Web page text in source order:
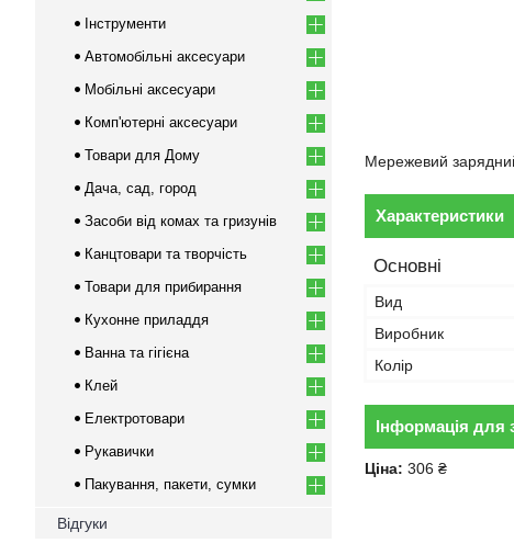
Мережевий
Характеристики
Основні
Вид
Виробник
Колір
Інформація для
Ціна: 306 ₴
Інструменти
Автомобільні аксесуари
Мобільні аксесуари
Комп'ютерні аксесуари
Товари для Дому
Дача, сад, город
Засоби від комах та гризунів
Канцтовари та творчість
Товари для прибирання
Кухонне приладдя
Ванна та гігієна
Клей
Електротовари
Рукавички
Пакування, пакети, сумки
Відгуки